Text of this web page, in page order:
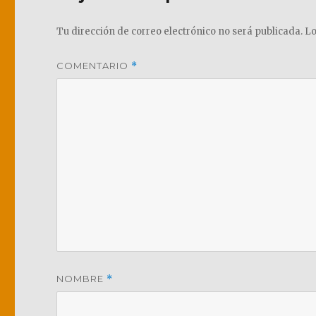
Tu dirección de correo electrónico no será publicada.
COMENTARIO *
NOMBRE *